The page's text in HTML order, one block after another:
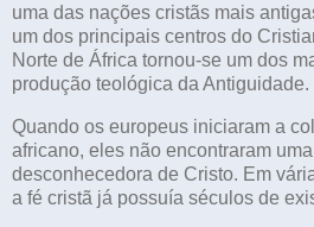
uma das nações cristãs mais
um dos principais centros do
Norte de África tornou-se um dos
produção teológica da Antiguidade.
Quando os europeus iniciaram a
africano, eles não encontraram
desconhecedora de Cristo. Em
a fé cristã já possuía séculos de